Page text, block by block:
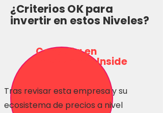
¿Criterios OK para
invertir en estos Niveles?
Consulta en
Inversionas Inside
Tras revisar esta empresa y su
ecosistema de precios a nivel